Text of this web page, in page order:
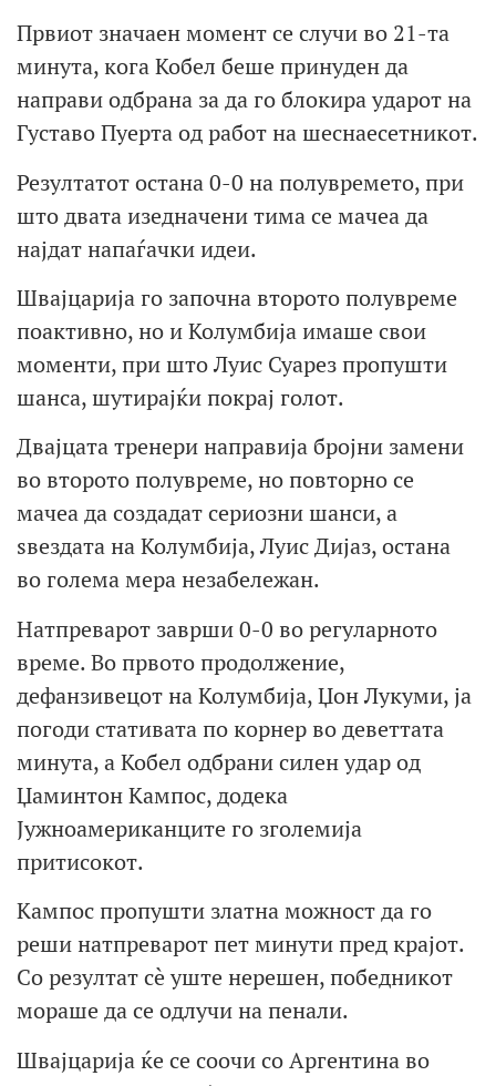
Првиот значаен момент се случи во 21-та
минута, кога Кобел беше принуден да
направи одбрана за да го блокира ударот на
Густаво Пуерта од работ на шеснаесетникот.
Резултатот остана 0-0 на полувремето, при
што двата изедначени тима се мачеа да
најдат напаѓачки идеи.
Швајцарија го започна второто полувреме
поактивно, но и Колумбија имаше свои
моменти, при што Луис Суарез пропушти
шанса, шутирајќи покрај голот.
Двајцата тренери направија бројни замени
во второто полувреме, но повторно се
мачеа да создадат сериозни шанси, а
ѕвездата на Колумбија, Луис Дијаз, остана
во голема мера незабележан.
Натпреварот заврши 0-0 во регуларното
време. Во првото продолжение,
дефанзивецот на Колумбија, Џон Лукуми, ја
погоди стативата по корнер во деветтата
минута, а Кобел одбрани силен удар од
Џаминтон Кампос, додека
Јужноамериканците го зголемија
притисокот.
Кампос пропушти златна можност да го
реши натпреварот пет минути пред крајот.
Со резултат сè уште нерешен, победникот
мораше да се одлучи на пенали.
Швајцарија ќе се соочи со Аргентина во